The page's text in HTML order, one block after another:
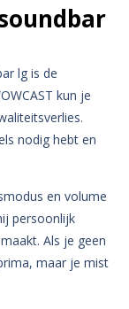
lg is de
kun je
nodig hebt en
en volume
persoonlijk
maakt.Als je geen
maar je mist